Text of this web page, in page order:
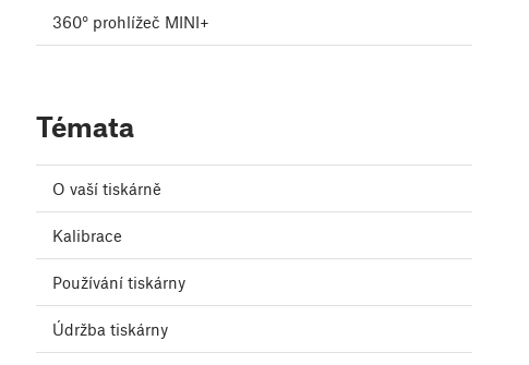
360° prohlížeč MINI+
Témata
O vaší tiskárně
Kalibrace
Používání tiskárny
Údržba tiskárny